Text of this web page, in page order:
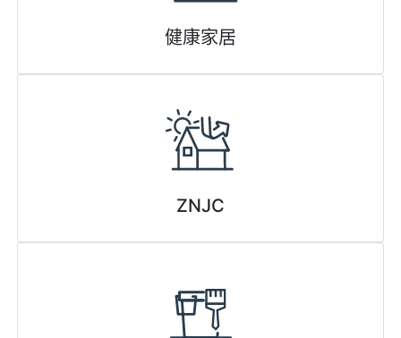
健康家居
ZNJC